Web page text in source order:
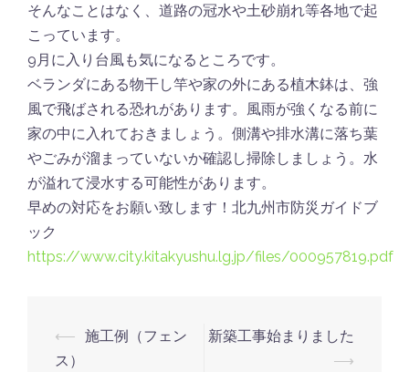
そんなことはなく、道路の冠水や土砂崩れ等各地で起
こっています。
9月に入り台風も気になるところです。
ベランダにある物干し竿や家の外にある植木鉢は、強
風で飛ばされる恐れがあります。風雨が強くなる前に
家の中に入れておきましょう。側溝や排水溝に落ち葉
やごみが溜まっていないか確認し掃除しましょう。水
が溢れて浸水する可能性があります。
早めの対応をお願い致します！北九州市防災ガイドブ
ック
https://www.city.kitakyushu.lg.jp/files/000957819.pdf
⟵ 施工例（フェン
ス）
新築工事始まりました
⟶